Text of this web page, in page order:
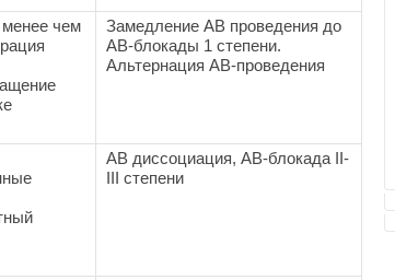
чем
Замедление АВ проведения до
АВ-блокады 1 степени.
Альтернация АВ-проведения
АВ диссоциация, АВ-блокада II-
III степени